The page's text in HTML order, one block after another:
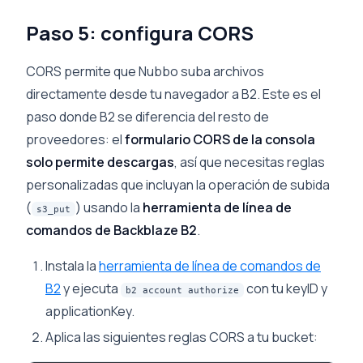
Paso 5: configura CORS
CORS permite que Nubbo suba archivos
directamente desde tu navegador a B2. Este es el
paso donde B2 se diferencia del resto de
proveedores: elformulario CORS de la consola
solo permite descargas, así que necesitas reglas
personalizadas que incluyan la operación de subida
( s3_put ) usando la herramienta de línea de
comandos de Backblaze B2.
Instala laherramienta de línea de comandos de
B2y ejecuta b2 account authorize
con tu keyID y
applicationKey.
Aplica las siguientes reglas CORS a tu bucket: